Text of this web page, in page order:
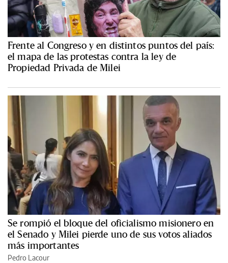
Frente al Congreso y en distintos puntos del país:
el mapa de las protestas contra la ley de
Propiedad Privada de Milei
Se rompió el bloque del oficialismo misionero en
el Senado y Milei pierde uno de sus votos aliados
más importantes
Pedro Lacour